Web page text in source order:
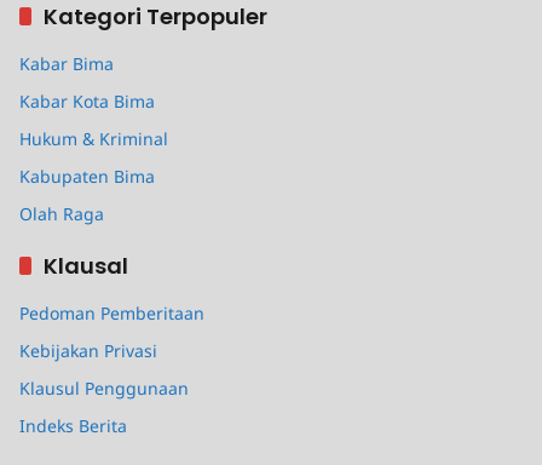
Kategori Terpopuler
Kabar Bima
Kabar Kota Bima
Hukum & Kriminal
Kabupaten Bima
Olah Raga
Klausal
Pedoman Pemberitaan
Kebijakan Privasi
Klausul Penggunaan
Indeks Berita